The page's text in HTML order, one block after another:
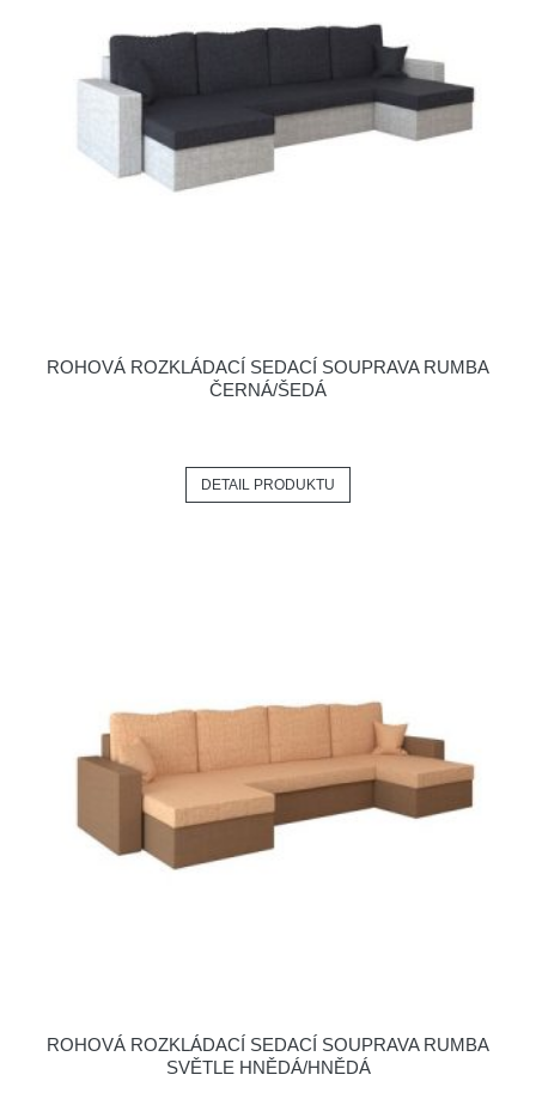
ROHOVÁ ROZKLÁDACÍ SEDACÍ SOUPRAVA RUMBA
ČERNÁ/ŠEDÁ
DETAIL PRODUKTU
ROHOVÁ ROZKLÁDACÍ SEDACÍ SOUPRAVA RUMBA
SVĚTLE HNĚDÁ/HNĚDÁ